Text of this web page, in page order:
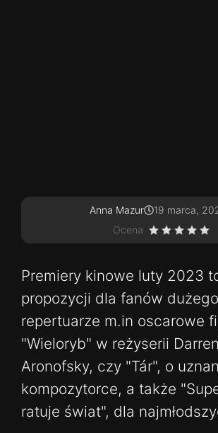
Anna Mazur
19 marca,
Ocena
Premiery kinowe luty 2023
propozycji dla fanów
repertuarze m.in oscarowe
"Wieloryb" w reżyserii
Aronofsky, czy "Tár", o
kompozytorce, a także
ratuje świat", dla